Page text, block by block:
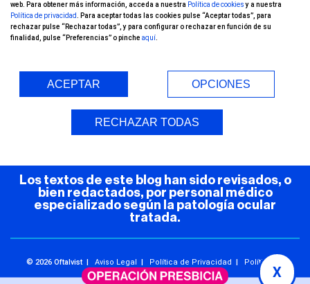
Entorno Seguro (COVID-19)
Los textos de este blog han sido revisados, o
bien redactados, por personal médico
especializado según la patología ocular
tratada.
© 2026 Oftalvist | Aviso Legal | Política de Privacidad | Política de
Cookies
web. Para obtener más información, acceda a nuestra Política de cookiesy a nuestra
Política de privacidad
. Para aceptar todas las cookies pulse “Aceptar todas”, para
rechazar pulse “Rechazar todas”, y para configurar o rechazar en función de su
finalidad, pulse “Preferencias” o pinche aquí
ACEPTAR OPCIONES
RECHAZAR TODAS
X